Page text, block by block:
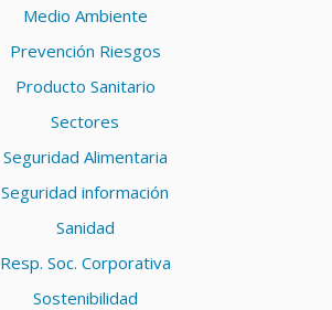
Medio Ambiente
Prevención Riesgos
Producto Sanitario
Sectores
Seguridad Alimentaria
Seguridad información
Sanidad
Resp. Soc. Corporativa
Sostenibilidad